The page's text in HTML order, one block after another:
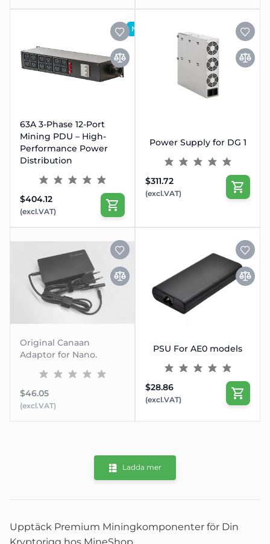
NY
63A 3-Phase 12-Port
Mining PDU – High-
Performance Power
Distribution
$404.12
(excl.VAT)
Power Supply for DG 1
$311.72
(excl.VAT)
SLUTSÅLD
Original Canaan
Adaptor for Nano.
$46.05
(excl.VAT)
PSU For AE0 models
$28.86
(excl.VAT)
Ladda mer
Upptäck Premium Miningkomponenter för Din